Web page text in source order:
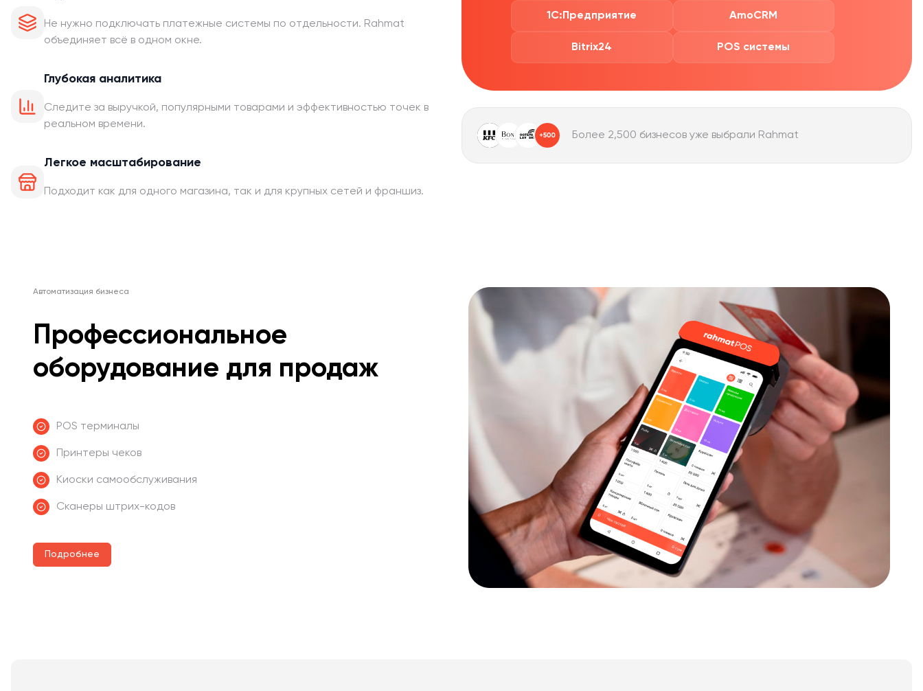
Не нужно подключать платежные системы по отдельности. Rahmat
объединяет всё в одном окне.
Глубокая аналитика
Следите за выручкой, популярными товарами и эффективностью точек в
реальном времени.
Легкое масштабирование
Подходит как для одного магазина, так и для крупных сетей и франшиз.
1С:Предприятие AmoCRM
Bitrix24 POS системы
Более 2,500 бизнесов уже выбрали Rahmat
Автоматизация бизнеса
Профессиональное
оборудование для продаж
POS терминалы
Принтеры чеков
Киоски самообслуживания
Сканеры штрих-кодов
Подробнее